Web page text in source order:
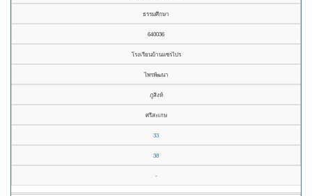
ธรรมศึกษา
640036
โรงเรียนบ้านแซรไปร
ไพรพัฒนา
ภูสิงห์
ศรีสะเกษ
33
38
-